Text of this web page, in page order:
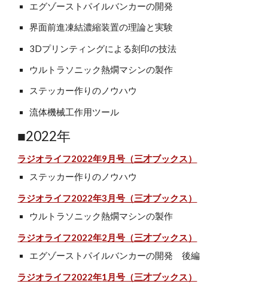
エグゾーストパイルバンカーの開発
界面前進凍結濃縮装置の理論と実験
3Dプリンティングによる刻印の技法
ウルトラソニック熱燗マシンの製作
ステッカー作りのノウハウ
流体機械工作用ツール
■2022年
ラジオライフ2022年9月号（三才ブックス）
ステッカー作りのノウハウ
ラジオライフ2022年3 月号（三才ブックス）
ウルトラソニック熱燗マシンの製作
ラジオライフ2022年2 月号（三才ブックス）
エグゾーストパイルバンカーの開発 後編
ラジオライフ2022年1 月号（三才ブックス）